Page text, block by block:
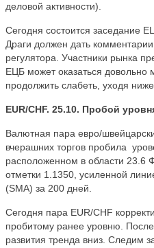
деловой активности).
Сегодня состоится заседание
Драги должен дать
регулятора. Участники рынка
ЕЦБ может оказаться довольно
продолжить слабеть, уходя
EUR/CHF. 25.10. Пробой
Валютная пара евро/
вчерашних торгов пробила
расположенном в области 23.6
отметки 1.1350, усиленной
(SMA) за 200 дней.
Сегодня пара EUR/CHF
пробитому ранее уровню.
развития тренда вниз. Следим